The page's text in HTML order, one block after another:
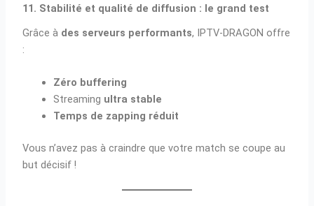
11. Stabilité et qualité de diffusion : le grand test
Grâce à des serveurs performants, IPTV-DRAGON offre
:
Zéro buffering
Streaming ultra stable
Temps de zapping réduit
Vous n’avez pas à craindre que votre match se coupe au
but décisif !